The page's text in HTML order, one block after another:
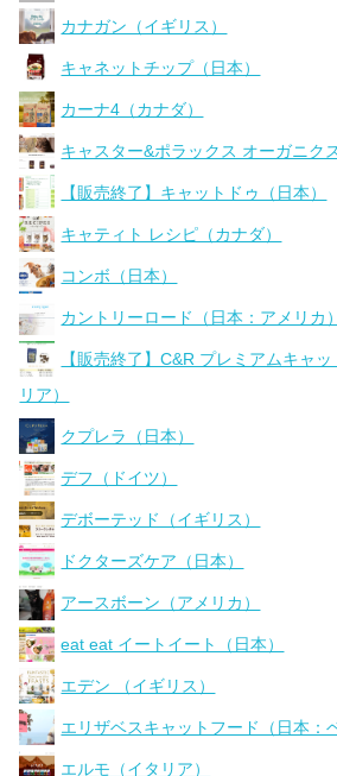
カナガン（イギリス）
キャネットチップ（日本）
カーナ4（カナダ）
キャスター&ポラックス オーガニク
【販売終了】キャットドゥ（日本）
キャティト レシピ（カナダ）
コンボ（日本）
カントリーロード（日本：アメリカ）
【販売終了】C&R プレミアムキャ
リア）
クプレラ（日本）
デフ（ドイツ）
デボーテッド（イギリス）
ドクターズケア（日本）
アースボーン（アメリカ）
eat eat イートイート（日本）
エデン （イギリス）
エリザベスキャットフード（日本：
エルモ（イタリア）